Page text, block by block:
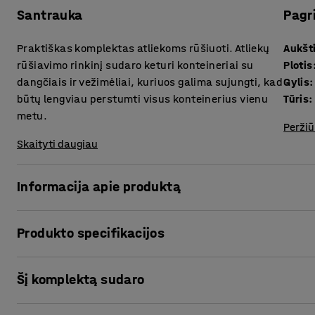
Santrauka
Praktiškas komplektas atliekoms rūšiuoti. Atliekų
rūšiavimo rinkinį sudaro keturi konteineriai su
dangčiais ir vežimėliai, kuriuos galima sujungti, kad
būtų lengviau perstumti visus konteinerius vienu
metu.
Skaityti daugiau
Plotis:
Gylis:
Tūris:
Informacija apie produktą
tinka valgykloms, biurams ir kitoms darbinėms
Atliekų konteineriai skirtingų spalvų, kad būtų lengva
Produkto specifikacijos
Plotis: 280 mm
Šį komplektą sudaro